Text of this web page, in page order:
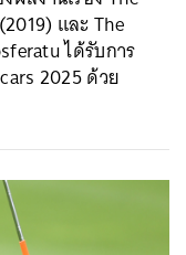
และ The
ได้รับการ
2025 ด้วย